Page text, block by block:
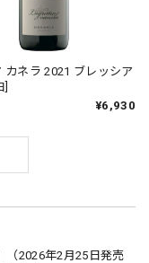
（2026年2月25日発売
カネラ 2021 ブレッシア
¥6,930